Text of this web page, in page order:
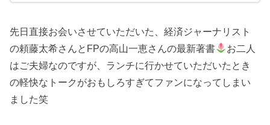
先日直接お会いさせていただいた、経済ジャーナリスト
の頼藤太希さんとFPの高山一恵さんの最新著書
お二人
はご夫婦なのですが、ランチに行かせていただいたとき
の軽快なトークがおもしろすぎてファンになってしまい
ました笑